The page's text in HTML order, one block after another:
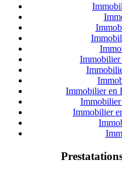
Immobilier
I
Immobilier en
Immobilier